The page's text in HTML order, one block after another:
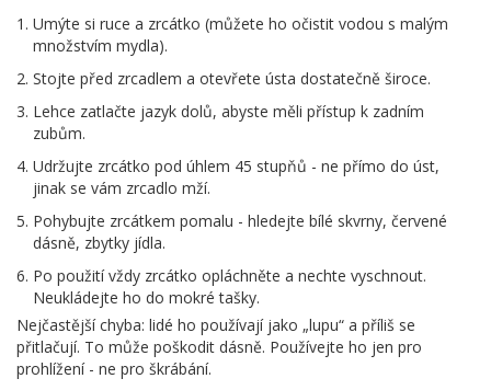
Umýte si ruce a zrcátko (můžete ho očistit vodou s malým
množstvím mydla).
Stojte před zrcadlem a otevřete ústa dostatečně široce.
Lehce zatlačte jazyk dolů, abyste měli přístup k zadním
zubům.
Udržujte zrcátko pod úhlem 45 stupňů - ne přímo do úst,
jinak se vám zrcadlo mží.
Pohybujte zrcátkem pomalu - hledejte bílé skvrny, červené
dásně, zbytky jídla.
Po použití vždy zrcátko opláchněte a nechte vyschnout.
Neukládejte ho do mokré tašky.
Nejčastější chyba: lidé ho používají jako „lupu“ a příliš se
přitlačují. To může poškodit dásně. Používejte ho jen pro
prohlížení - ne pro škrábání.